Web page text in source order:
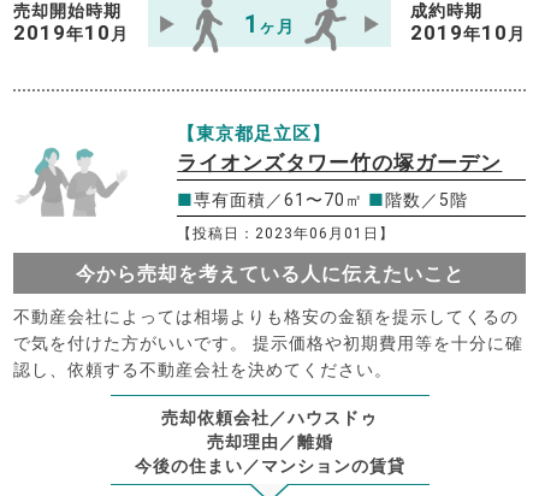
売却開始時期
2019年10 月 1 ヶ月
成約時期
2019年10 月
【東京都足立区】
ライオンズタワー竹の塚ガーデン
■専有面積／61〜70㎡ ■階数／5階
【投稿日：2023年06月01日】
今から売却を考えている人に伝えたいこと
不動産会社によっては相場よりも格安の金額を提示してくるの
で気を付けた方がいいです。 提示価格や初期費用等を十分に確
認し、依頼する不動産会社を決めてください。
売却依頼会社／ハウスドゥ
売却理由／離婚
今後の住まい／マンションの賃貸